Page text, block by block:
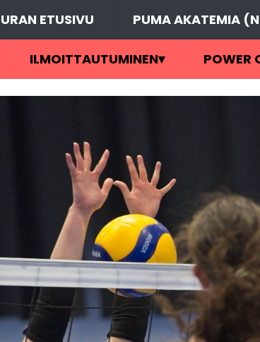
ETUSIVU PUMA AKATEMIA
ILMOITTAUTUMINEN▾ POWER